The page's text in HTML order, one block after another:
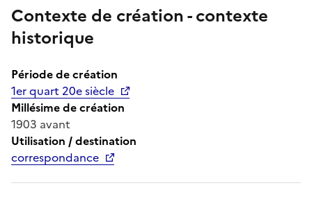
Contexte de création - contexte
historique
Période de création
1er quart 20e siècle
Millésime de création
1903 avant
Utilisation / destination
correspondance